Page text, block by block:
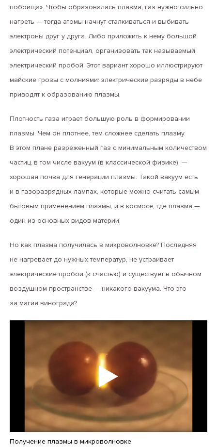
побоища». Чтобы образовалась плазма, газ нужно сильно
нагреть — тогда атомы начнут сталкиваться и выбивать
электроны друг у друга. Либо приложить к нему большой
электрический потенциал, организовать так называемый
электрический пробой. Этот вариант хорошо иллюстрируют
майские грозы с молниями: электрические разряды в небе
приводят к образованию плазмы.
Плотность газа играет большую роль в формировании
плазмы. Чем он плотнее, тем сложнее сделать плазму.
В этом плане разреженный газ с минимальным количеством
частиц, в том числе вакуум (в классической физике), —
хорошая почва для генерации плазмы. Такой вакуум есть
и в газоразрядных лампах, которые можно считать самым
бытовым применением плазмы, и в космосе, где плазма —
один из основных видов материи.
Но как плазма получилась в микроволновке? Последняя
не нагревает до нужных температур, не устраивает
электрические пробои (к счастью) и существует в обычном
воздушном пространстве — никакого вакуума. Что это
за магия винограда?
Получение плазмы в микроволновке